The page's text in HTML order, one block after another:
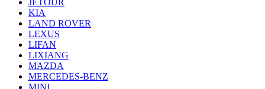
JETOUR
KIA
LAND ROVER
LEXUS
LIFAN
LIXIANG
MAZDA
MERCEDES-BENZ
MINI